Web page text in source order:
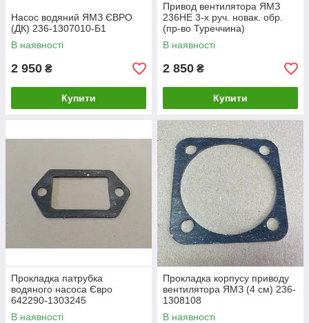
Насос водяний ЯМЗ ЄВРО
(ДК) 236-1307010-Б1
В наявності
2 950 ₴
Купити
Привод вентилятора ЯМЗ
236НЕ 3-х руч. новак. обр.
(пр-во Туреччина)
236НЕ-1308011-Е
В наявності
2 850 ₴
Купити
Прокладка патрубка
водяного насоса Євро
642290-1303245
В наявності
Прокладка корпусу приводу
вентилятора ЯМЗ (4 см) 236-
1308108
В наявності